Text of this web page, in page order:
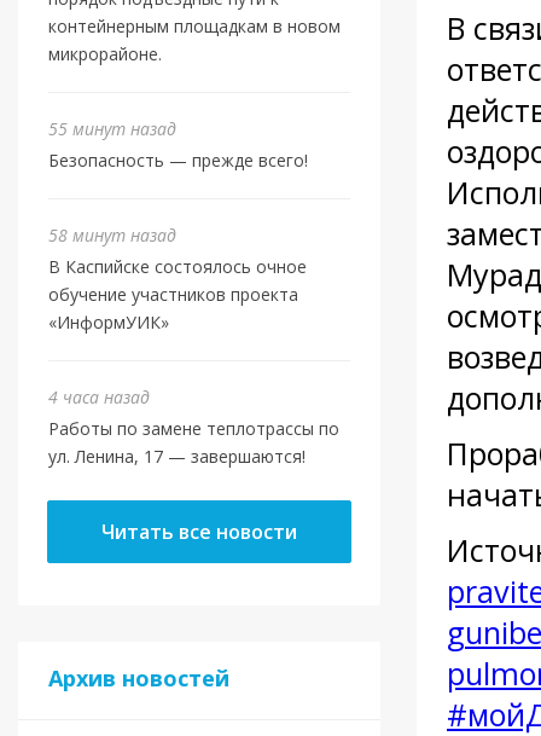
контейнерным площадкам в новом
микрорайоне.
55 минут назад
Безопасность — прежде всего!
58 минут назад
В Каспийске состоялось очное
обучение участников проекта
«ИнформУИК»
4 часа назад
Работы по замене теплотрассы по
ул. Ленина, 17 — завершаются!
Читать все новости
Архив новостей
В